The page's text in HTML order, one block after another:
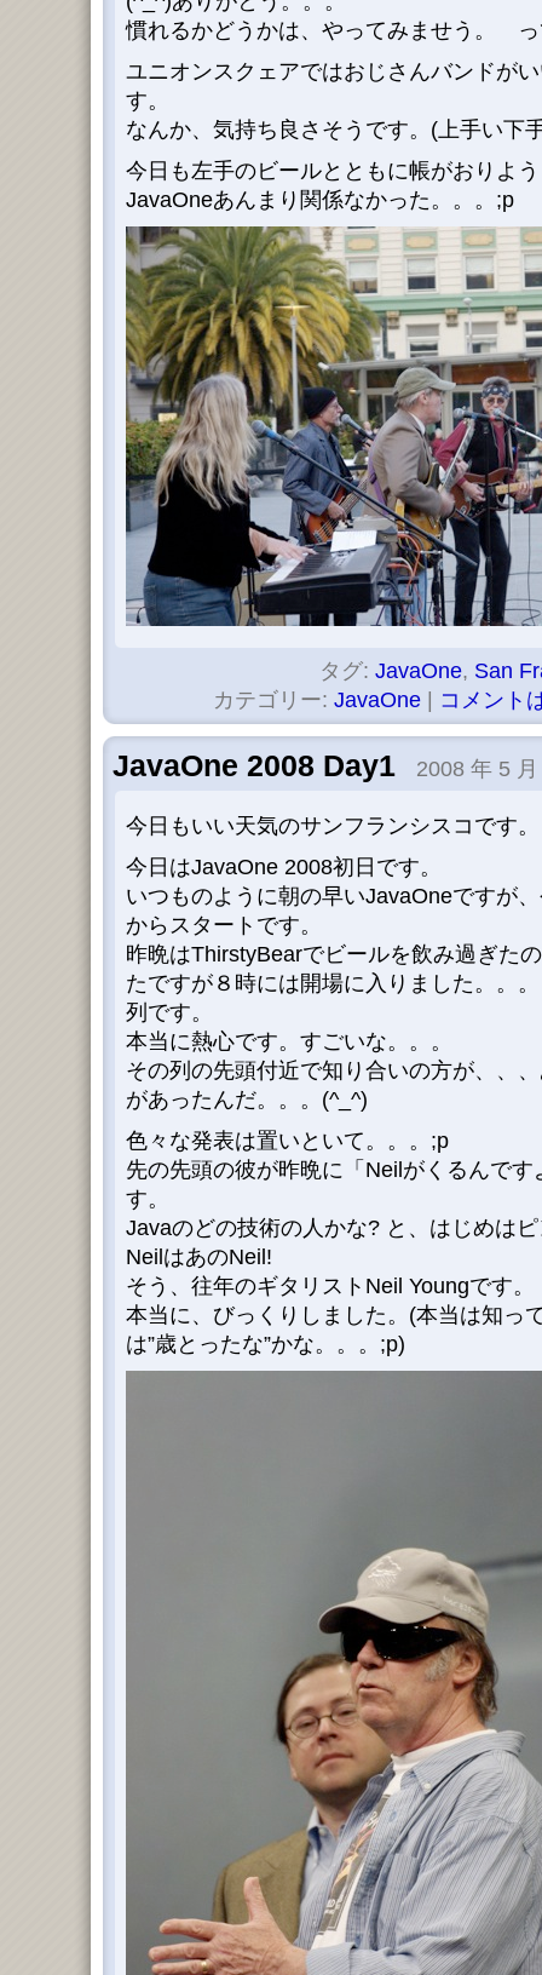
慣れるかどうかは、やってみませう。
ユニオンスクェアではおじさんバンドが
す。
なんか、気持ち良さそうです。(上手い下
今日も左手のビールとともに帳がおりよ
JavaOneあんまり関係なかった。。。;p
タグ: JavaOne, San
カテゴリー: JavaOne コメント
JavaOne 2008 Day1 2008 年 5
今日もいい天気のサンフランシスコです。
今日はJavaOne 2008初日です。
いつものように朝の早いJavaOneですが
からスタートです。
昨晩はThirstyBearでビールを飲み過ぎた
たですが８時には開場に入りました。。
列です。
本当に熱心です。すごいな。。。
その列の先頭付近で知り合いの方が、、
があったんだ。。。(^_^)
色々な発表は置いといて。。。;p
先の先頭の彼が昨晩に「Neilがくるんで
す。
Javaのどの技術の人かな? と、はじめは
NeilはあのNeil!
そう、往年のギタリストNeil Youngです。
本当に、びっくりしました。(本当は知っ
は”歳とったな”かな。。。;p)